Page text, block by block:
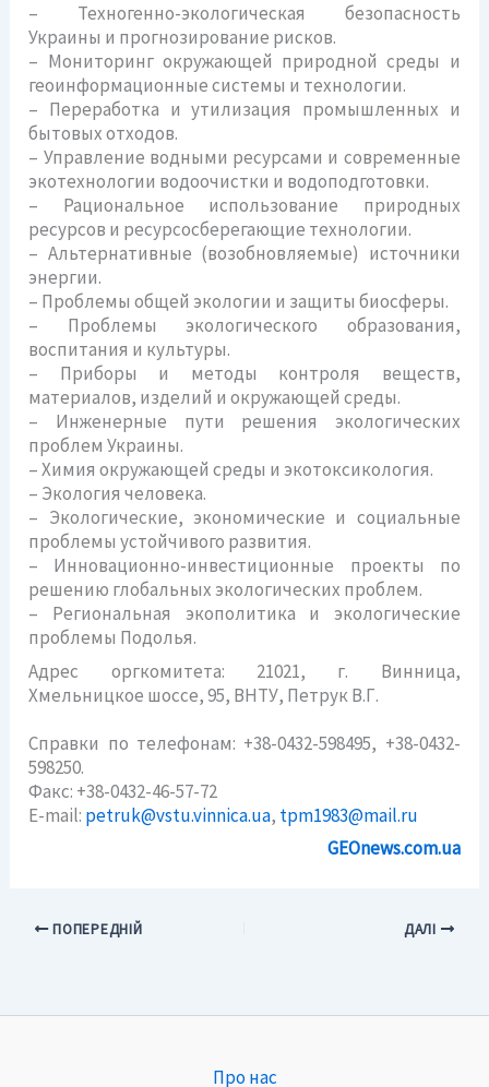
– Техногенно-экологическая безопасность
Украины и прогнозирование рисков.
– Мониторинг окружающей природной среды и
геоинформационные системы и технологии.
– Переработка и утилизация промышленных и
бытовых отходов.
– Управление водными ресурсами и современные
экотехнологии водоочистки и водоподготовки.
– Рациональное использование природных
ресурсов и ресурсосберегающие технологии.
– Альтернативные (возобновляемые) источники
энергии.
– Проблемы общей экологии и защиты биосферы.
– Проблемы экологического образования,
воспитания и культуры.
– Приборы и методы контроля веществ,
материалов, изделий и окружающей среды.
– Инженерные пути решения экологических
проблем Украины.
– Химия окружающей среды и экотоксикология.
– Экология человека.
– Экологические, экономические и социальные
проблемы устойчивого развития.
– Инновационно-инвестиционные проекты по
решению глобальных экологических проблем.
– Региональная экополитика и экологические
проблемы Подолья.
Адрес оргкомитета: 21021, г. Винница,
Хмельницкое шоссе, 95, ВНТУ, Петрук В.Г.
Справки по телефонам: +38-0432-598495, +38-0432-
598250.
Факс: +38-0432-46-57-72
E-maіl: petruk@vstu.vinnica.ua, tpm1983@mail.ru
GEOnews.com.ua
ПОПЕРЕДНІЙ ДАЛІ
Про нас